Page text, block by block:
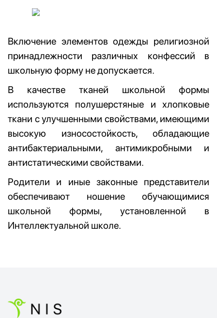
Включение элементов одежды религиозной
принадлежности различных конфессий в
школьную форму не допускается.
В качестве тканей школьной формы
используются полушерстяные и хлопковые
ткани с улучшенными свойствами, имеющими
высокую износостойкость, обладающие
антибактериальными, антимикробными и
антистатическими свойствами.
Родители и иные законные представители
обеспечивают ношение обучающимися
школьной формы, установленной в
Интеллектуальной школе.